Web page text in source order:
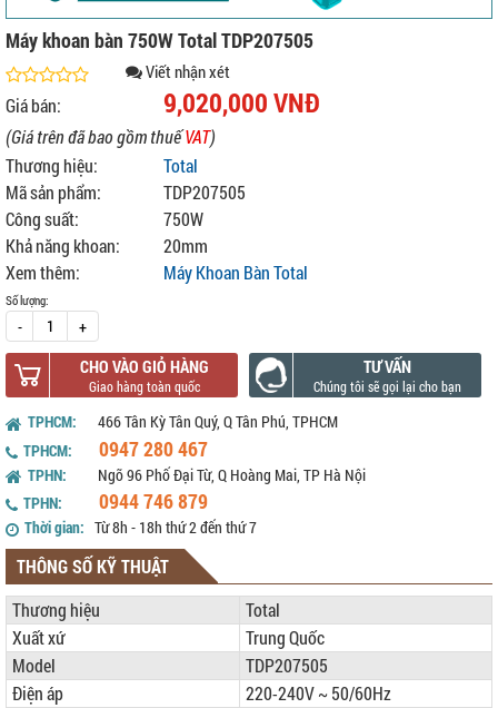
Máy khoan bàn 750W Total TDP207505
Viết nhận xét
Giá bán: 9,020,000 VNĐ
(Giá trên đã bao gồm thuếVAT)
Thương hiệu:
Total
Mã sản phẩm:
TDP207505
Công suất:
750W
Khả năng khoan:
20mm
Xem thêm:
Máy Khoan Bàn Total
Số lượng:
- +
CHO VÀO GIỎ HÀNG TƯ VẤN
TPHCM:
466 Tân Kỳ Tân Quý, Q Tân Phú, TPHCM
TPHCM:
0947 280 467
TPHN:
Ngõ 96 Phố Đại Từ, Q Hoàng Mai, TP Hà Nội
TPHN:
0944 746 879
Thời gian: Từ 8h - 18h thứ 2 đến thứ 7
THÔNG SỐ KỸ THUẬT
Thương hiệu
Total
Xuất xứ
Trung Quốc
Model
TDP207505
Điện áp
220-240V ~ 50/60Hz